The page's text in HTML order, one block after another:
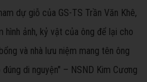
dự giỗ của GS-TS Trần Văn Khê,
hình ảnh, kỷ vật của ông để lại cho
và nhà lưu niệm mang tên ông
di nguyện" – NSND Kim Cương